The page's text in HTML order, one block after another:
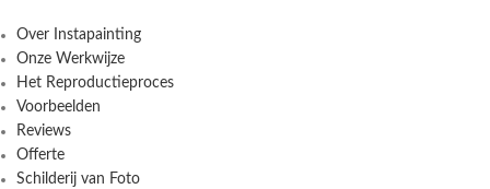
Over Instapainting
Onze Werkwijze
Het Reproductieproces
Voorbeelden
Reviews
Offerte
Schilderij van Foto